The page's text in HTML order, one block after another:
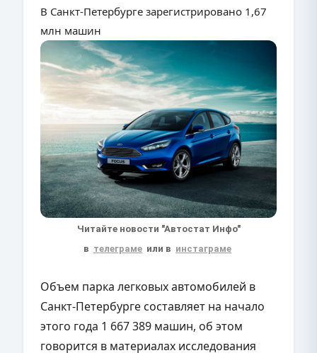
В Санкт-Петербурге зарегистрировано 1,67
млн машин
Читайте новости "Автостат Инфо"
в телеграме или в инстаграме
Объем парка легковых автомобилей в
Санкт-Петербурге составляет на начало
этого года 1 667 389 машин, об этом
говорится в материалах исследования